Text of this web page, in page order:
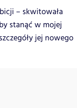
– skwitowała
stanąć w mojej
jej nowego